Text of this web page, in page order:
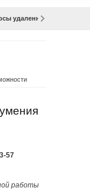
удаленного доступа
57
работы